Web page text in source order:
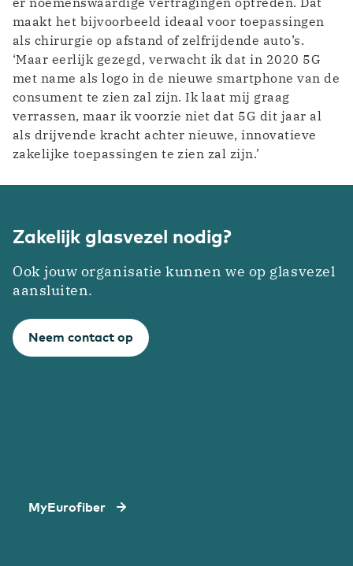
maakt het bijvoorbeeld ideaal voor toepassingen
als chirurgie op afstand of zelfrijdende auto’s.
‘Maar eerlijk gezegd, verwacht ik dat in 2020 5G
met name als logo in de nieuwe smartphone van de
consument te zien zal zijn. Ik laat mij graag
verrassen, maar ik voorzie niet dat 5G dit jaar al
als drijvende kracht achter nieuwe, innovatieve
zakelijke toepassingen te zien zal zijn.’
Zakelijk glasvezel nodig?
Ook jouw organisatie kunnen we op glasvezel
aansluiten.
Neem contact op
MyEurofiber